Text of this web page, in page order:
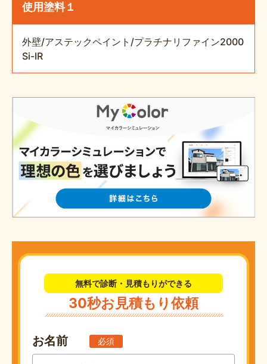
使用塗料１
外壁/アステックペイント/プラチナリファイン2000
Si-IR
無料で診断・見積もりができる
30秒お見積もり依頼
お名前 必須